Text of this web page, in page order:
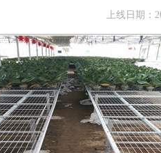
上线日期：